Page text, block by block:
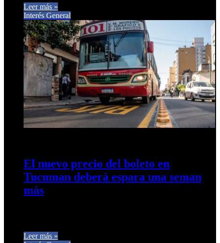
Leer más »
Interés General
El nuevo precio del boleto en
Tucuman deberà espara una seman
màs
Leer más »